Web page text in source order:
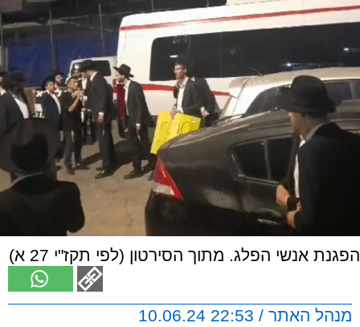
הפגנת אנשי הפלג. מתוך הסירטון (לפי תקז"י 27 א)
מנהל האתר / 22:53 10.06.24